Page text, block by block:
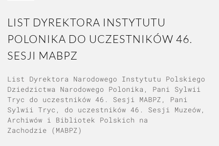
LIST DYREKTORA INSTYTUTU
POLONIKA DO UCZESTNIKÓW 46.
SESJI MABPZ
List Dyrektora Narodowego Instytutu Polskiego
Dziedzictwa Narodowego Polonika, Pani Sylwii
Tryc do uczestników 46. Sesji MABPZ, Pani
Sylwii Tryc, do uczestników 46. Sesji Muzeów,
Archiwów i Bibliotek Polskich na
Zachodzie (MABPZ)